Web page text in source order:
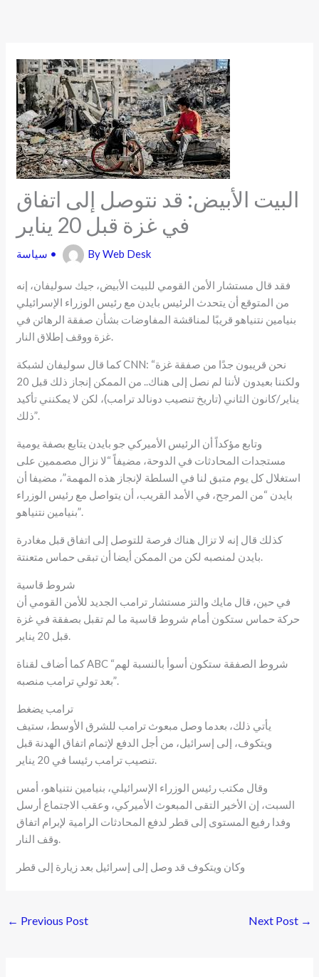
البيت الأبيض: قد نتوصل إلى اتفاق
في غزة قبل 20 يناير
سياسة • ByWeb Desk
فقد قال مستشار الأمن القومي للبيت الأبيض، جيك سوليفان، إنه
من المتوقع أن يتحدث الرئيس بايدن مع رئيس الوزراء الإسرائيلي
بنيامين نتنياهو قريبًا لمناقشة المفاوضات بشأن صفقة الرهائن في
كما قال سوليفان لشبكة CNN: “نحن قريبون جدًا من صفقة غزة
ولكننا بعيدون لأننا لم نصل إلى هناك.. من الممكن إنجاز ذلك قبل 20
يناير/كانون الثاني (تاريخ تنصيب دونالد ترامب)، لكن لا يمكنني تأكيد
ذلك”.
وتابع مؤكداً أن الرئيس الأميركي جو بايدن يتابع بصفة يومية
مستجدات المحادثات في الدوحة، مضيفاً “لا نزال مصممين على
استغلال كل يوم متبق لنا في السلطة لإنجاز هذه المهمة”، مضيفا أن
بايدن “من المرجح، في الأمد القريب، أن يتواصل مع رئيس الوزراء
بنيامين نتنياهو”.
كذلك قال إنه لا تزال هناك فرصة للتوصل إلى اتفاق قبل مغادرة
شروط قاسية
في حين، قال مايك والتز مستشار ترامب الجديد للأمن القومي أن
حركة حماس ستكون أمام شروط قاسية ما لم تقبل بصفقة في غزة
كما أضاف لقناة ABC “شروط الصفقة ستكون أسوأ بالنسبة لهم
بعد تولي ترامب منصبه”.
ترامب يضغط
يأتي ذلك، بعدما وصل مبعوث ترامب للشرق الأوسط، ستيف
ويتكوف، إلى إسرائيل، من أجل الدفع لإتمام اتفاق الهدنة قبل
وقال مكتب رئيس الوزراء الإسرائيلي، بنيامين نتنياهو، أمس
السبت، إن الأخير التقى المبعوث الأميركي، وعقب الاجتماع أرسل
وفدا رفيع المستوى إلى قطر لدفع المحادثات الرامية لإبرام اتفاق
وكان ويتكوف قد وصل إلى إسرائيل بعد زيارة إلى قطر
← Previous Post Next Post →